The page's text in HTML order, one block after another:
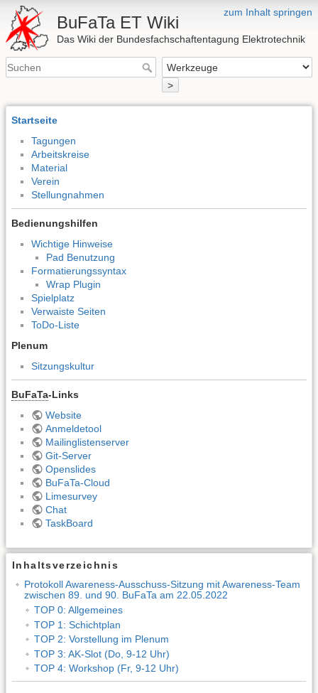
zum Inhalt springen
BuFaTa ET Wiki
Das Wiki der Bundesfachschaftentagung Elektrotechnik
>
Startseite
Tagungen
Arbeitskreise
Material
Verein
Stellungnahmen
Bedienungshilfen
Wichtige Hinweise
Pad Benutzung
Formatierungssyntax
Wrap Plugin
Spielplatz
Verwaiste Seiten
ToDo-Liste
Plenum
Sitzungskultur
BuFaTa-Links
Website
Anmeldetool
Mailinglistenserver
Git-Server
Openslides
BuFaTa-Cloud
Limesurvey
Chat
TaskBoard
Inhaltsverzeichnis
Protokoll Awareness-Ausschuss-Sitzung mit Awareness-Team
zwischen 89. und 90. BuFaTa am 22.05.2022
TOP 0: Allgemeines
TOP 1: Schichtplan
TOP 2: Vorstellung im Plenum
TOP 3: AK-Slot (Do, 9-12 Uhr)
TOP 4: Workshop (Fr, 9-12 Uhr)